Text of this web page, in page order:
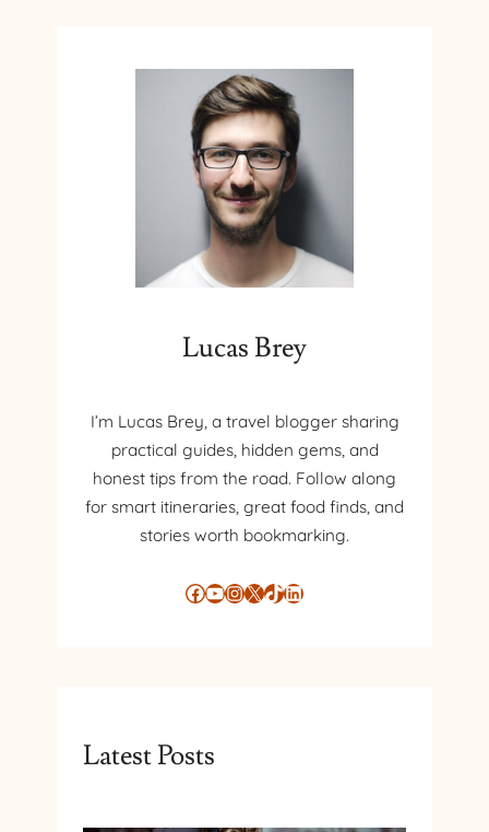
S
Ă
Lucas Brey
I’m Lucas Brey, a travel blogger sharing
practical guides, hidden gems, and
honest tips from the road. Follow along
for smart itineraries, great food finds, and
stories worth bookmarking.
Facebook YouTube InstagramX TikTok LinkedIn
Latest Posts